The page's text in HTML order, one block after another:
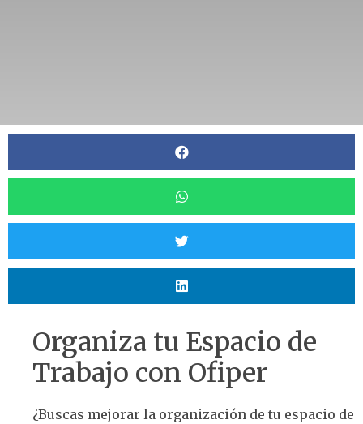
Organiza tu Espacio de
Trabajo con Ofiper
¿Buscas mejorar la organización de tu espacio de